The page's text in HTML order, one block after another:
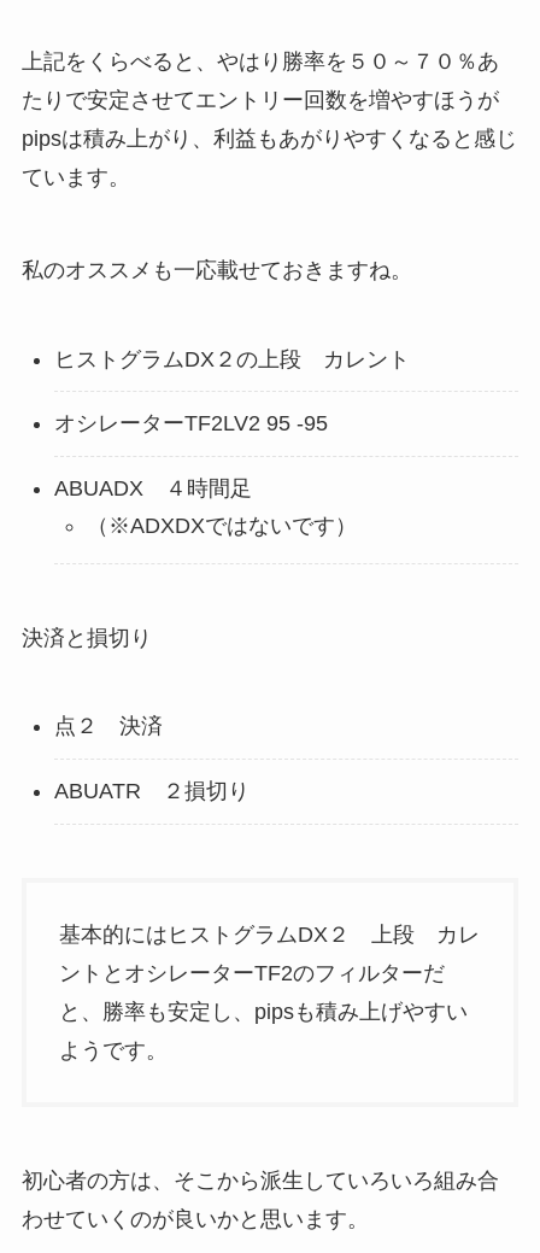
上記をくらべると、やはり勝率を５０～７０％あ
たりで安定させてエントリー回数を増やすほうが
pipsは積み上がり、利益もあがりやすくなると感じ
ています。
私のオススメも一応載せておきますね。
ヒストグラムDX２の上段 カレント
オシレーターTF2LV2 95 -95
ABUADX ４時間足
（※ADXDXではないです）
決済と損切り
点２ 決済
ABUATR ２損切り
基本的にはヒストグラムDX２ 上段 カレ
ントとオシレーターTF2のフィルターだ
と、勝率も安定し、pipsも積み上げやすい
ようです。
初心者の方は、そこから派生していろいろ組み合
わせていくのが良いかと思います。